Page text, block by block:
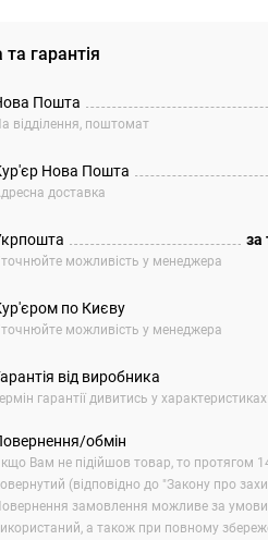
гарантія
Пошта
відділення, поштомат
Нова Пошта
доставка
можливість у менеджера
за
по Києву
можливість у менеджера
від виробника
гарантії дивитись у
обмін
Вам не підійшов товар, то протягом
(відповідно до "Закону про
замовлення можливе за
а також при повному